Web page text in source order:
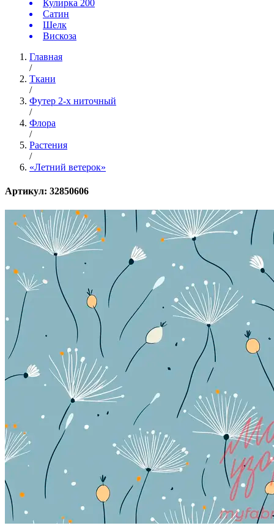
Кулирка 200
Сатин
Шелк
Вискоза
Главная
/
Ткани
/
Футер 2-х ниточный
/
Флора
/
Растения
/
«Летний ветерок»
Артикул: 32850606